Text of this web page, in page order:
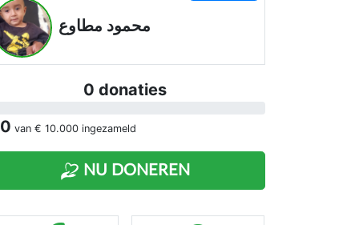
محمود مطاوع
0 donaties
van € 10.000 ingezameld
NU DONEREN